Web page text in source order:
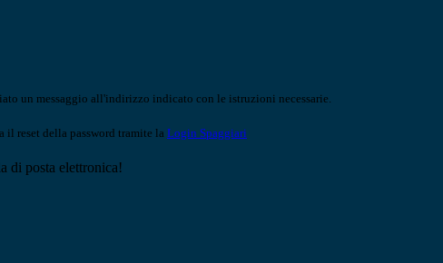
un messaggio all'indirizzo indicato con le istruzioni necessarie.
il reset della password tramite la Login Spaggiari
di posta elettronica!